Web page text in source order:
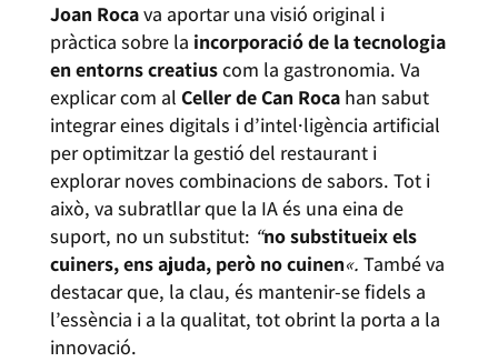
Joan Rocava aportar una visió original i
pràctica sobre la incorporació de la tecnologia
en entorns creatiuscom la gastronomia. Va
explicar com al Celler de Can Rocahan sabut
integrar eines digitals i d’intel·ligència artificial
per optimitzar la gestió del restaurant i
explorar noves combinacions de sabors. Tot i
això, va subratllar que la IA és una eina de
suport, no un substitut: “no substitueix els
cuiners, ens ajuda, però no cuinen«. També va
destacar que, la clau, és mantenir-se fidels a
l’essència i a la qualitat, tot obrint la porta a la
innovació.